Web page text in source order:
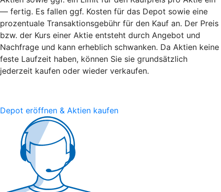
— fertig. Es fallen ggf. Kosten für das Depot sowie eine
prozentuale Transaktionsgebühr für den Kauf an. Der Preis
bzw. der Kurs einer Aktie entsteht durch Angebot und
Nachfrage und kann erheblich schwanken. Da Aktien keine
feste Laufzeit haben, können Sie sie grundsätzlich
jederzeit kaufen oder wieder verkaufen.
Depot eröffnen & Aktien kaufen